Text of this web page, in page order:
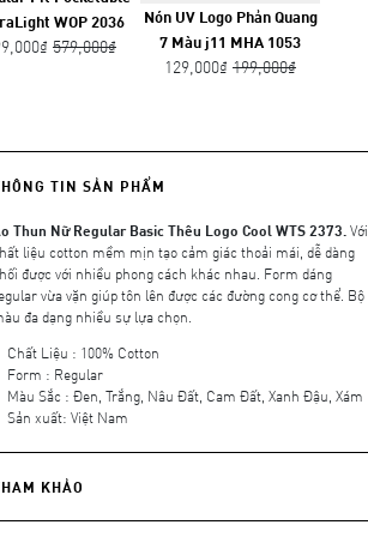
WOP 2036
579,000₫
Nón UV Logo Phản Quang
7 Màu j11 MHA 1053
129,000₫ 199,000₫
TIN SẢN PHẨM
Thun Nữ Regular Basic Thêu Logo Cool WTS 2373. Với
liệu cotton mềm mịn tạo cảm giác thoải mái, dễ dàng
được với nhiều phong cách khác nhau. Form dáng
vừa vặn giúp tôn lên được các đường cong cơ thể. Bộ
đa dạng nhiều sự lựa chọn.
Chất Liệu : 100% Cotton
Form : Regular
Màu Sắc : Đen, Trắng, Nâu Đất, Cam Đất, Xanh Đậu, Xám
Sản xuất: Việt Nam
KHẢO